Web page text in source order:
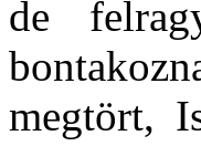
de
megtört,